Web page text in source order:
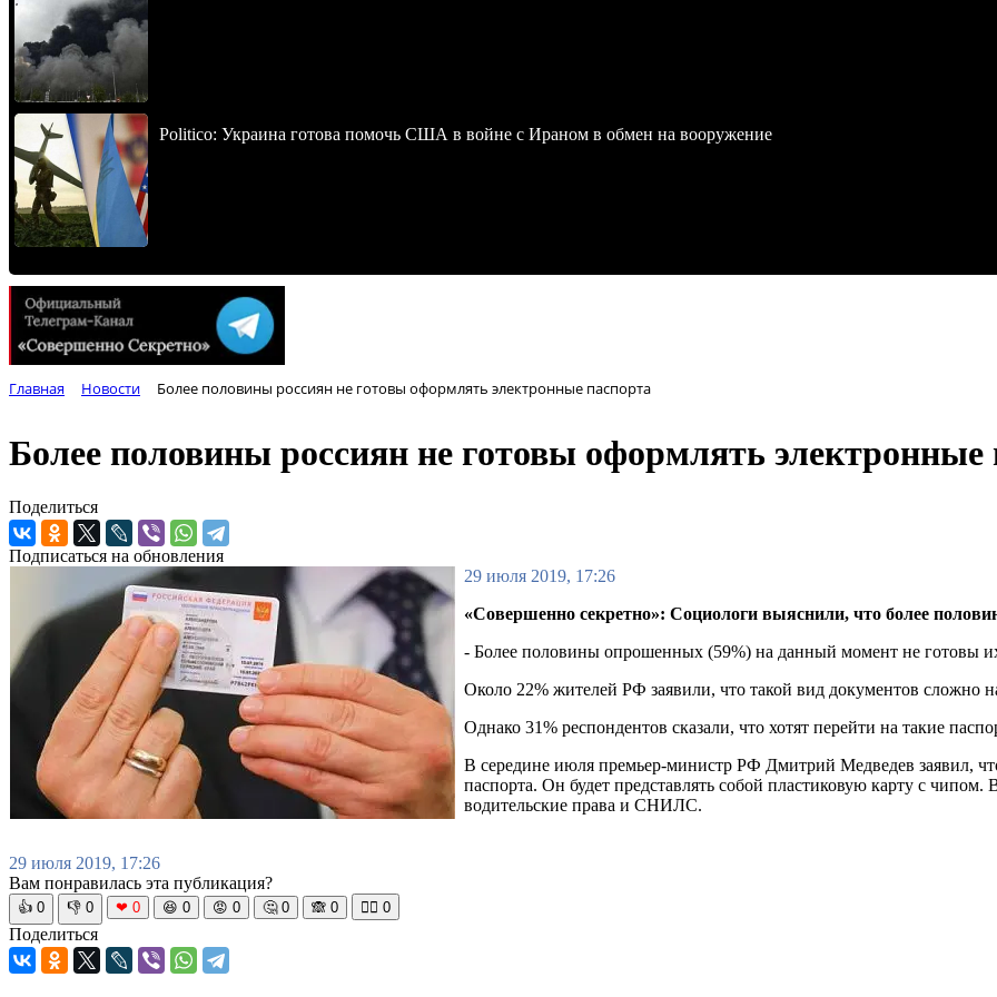
Politico: Украина готова помочь США в войне с Ираном в обмен на вооружение
Главная Новости Более половины россиян не готовы оформлять электронные паспорта
Более половины россиян не готовы оформлять электронные
Поделиться
Подписаться на обновления
29 июля 2019, 17:26
«Совершенно секретно»: Социологи выяснили, что более
- Более половины опрошенных (59%) на данный момент не готовы
Около 22% жителей РФ заявили, что такой вид документов сложно
Однако 31% респондентов сказали, что хотят перейти на такие
В середине июля премьер-министр РФ Дмитрий Медведев заявил,
паспорта. Он будет представлять собой пластиковую карту с
водительские права и СНИЛС.
29 июля 2019, 17:26
Вам понравилась эта публикация?
👍 0 👎 0 ❤ 0 😆 0 😡 0 🤔 0 🙈 0 🧘‍♀️ 0
Поделиться